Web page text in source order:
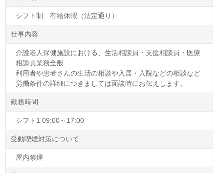
シフト制 有給休暇（法定通り）
仕事内容
介護老人保健施設における、生活相談員・支援相談員・医療
相談員業務全般
利用者や患者さんの生活の相談や入居・入院などの相談など
労働条件の詳細につきましては面談時にお伝えします。
勤務時間
シフト1 09:00～17:00
受動喫煙対策について
屋内禁煙